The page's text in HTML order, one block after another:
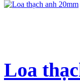
Loa